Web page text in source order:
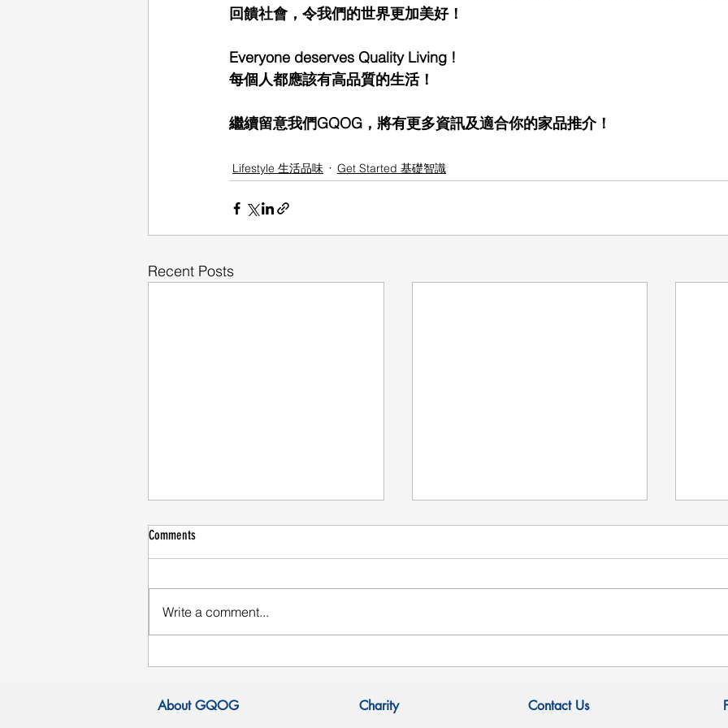
回饋社會，令我們的世界更加美好！
Everyone deserves Quality Living !
每個人都應該有高品質的生活！
繼續留意我們GQOG，將有更多資訊及適合你的家品推介！
Lifestyle 生活品味 Get Started 基礎智識
Recent Posts
Comments
Write a comment...
About GQOG Charity Contact Us